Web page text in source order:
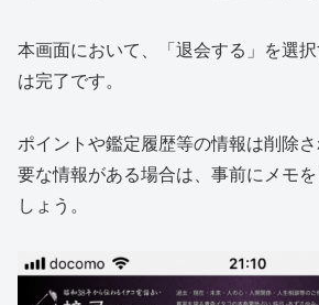
本画面において、「退会する」を選
は完了です。
ポイントや鑑定履歴等の情報は削除
要な情報がある場合は、事前にメモ
しょう。